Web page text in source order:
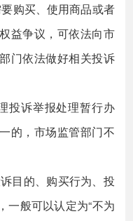
购买、使用商品或者
益争议，可依法向市
门依法做好相关投诉
诉举报处理暂行办
的，市场监管部门不
目的、购买行为、投
一般可以认定为“不为